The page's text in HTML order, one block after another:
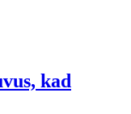
kad